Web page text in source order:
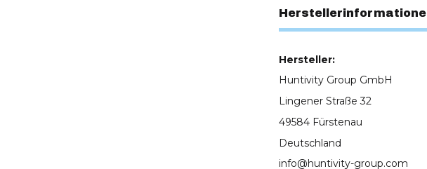
Hersteller:
Huntivity Group GmbH
Lingener Straße 32
49584 Fürstenau
Deutschland
info@huntivity-group.com